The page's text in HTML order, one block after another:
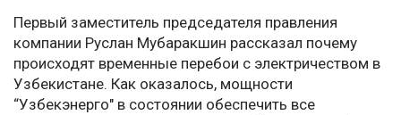
Первый заместитель председателя правления
компании Руслан Мубаракшин рассказал почему
происходят временные перебои с электричеством в
Узбекистане. Как оказалось, мощности
“Узбекэнерго" в состоянии обеспечить все